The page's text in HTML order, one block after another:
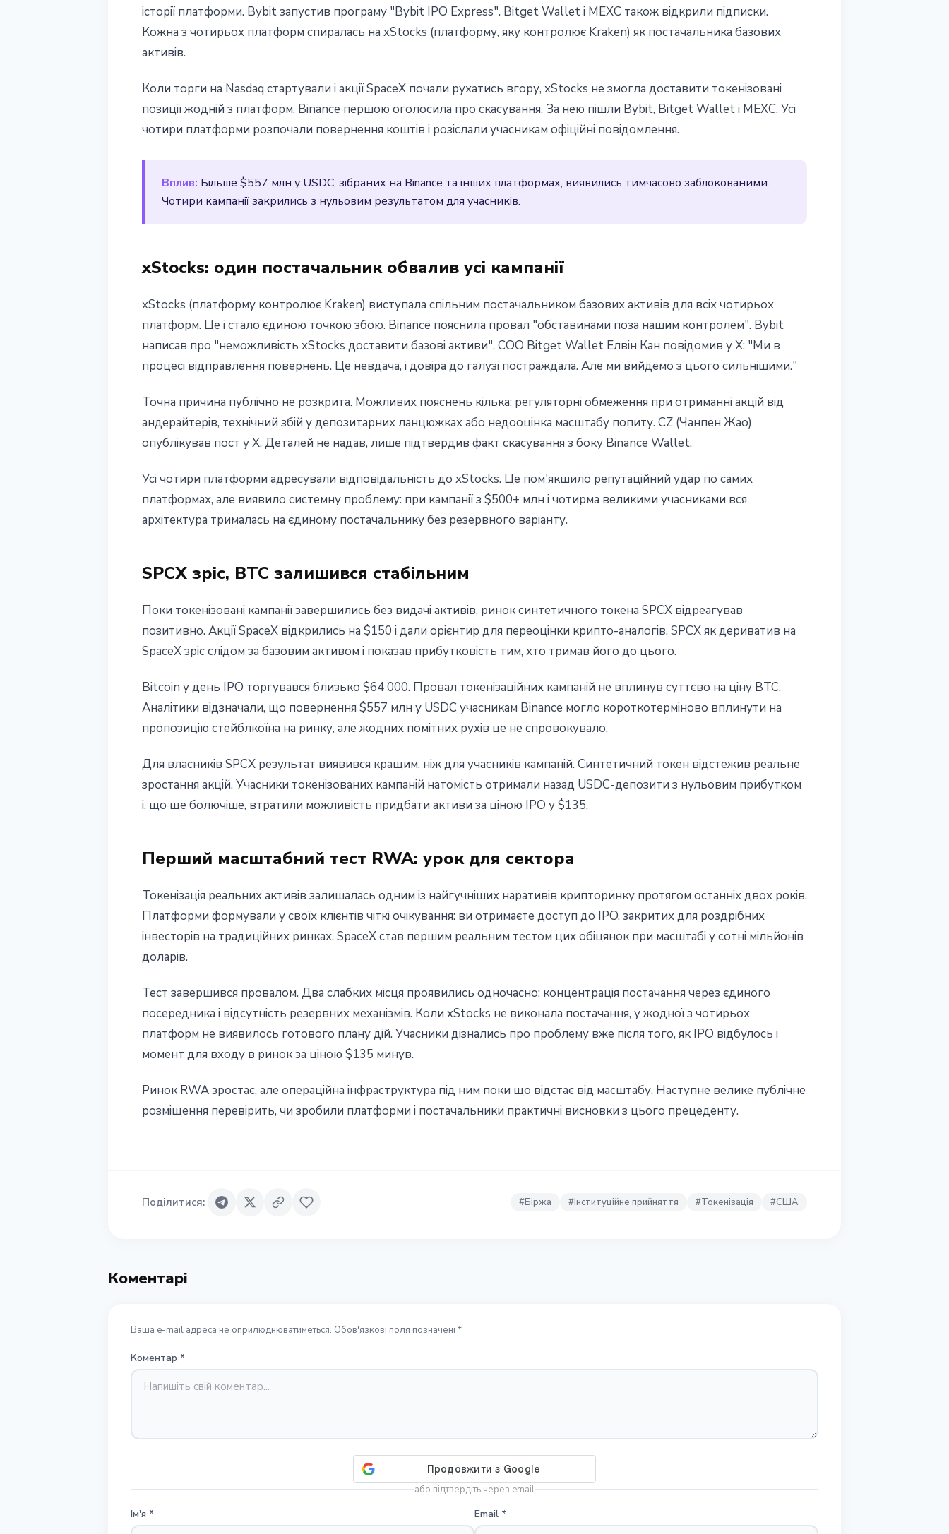
iсторiї платформи. Bybit запустив програму "Bybit IPO Express". Bitget Wallet і MEXC також відкрили підписки.
Кожна з чотирьох платформ спиралась на xStocks (платформу, яку контролює Kraken) як постачальника базових
активів.
Коли торги на Nasdaq стартували і акції SpaceX почали рухатись вгору, xStocks не змогла доставити токенізовані
позиції жодній з платформ. Binance першою оголосила про скасування. За нею пішли Bybit, Bitget Wallet і MEXC. Усі
чотири платформи розпочали повернення коштів і розіслали учасникам офіційні повідомлення.
Вплив: Більше $557 млн у USDC, зібраних на Binance та інших платформах, виявились тимчасово заблокованими.
Чотири кампанії закрились з нульовим результатом для учасників.
xStocks: один постачальник обвалив усі кампанії
xStocks (платформу контролює Kraken) виступала спільним постачальником базових активів для всіх чотирьох
платформ. Це і стало єдиною точкою збою. Binance пояснила провал "обставинами поза нашим контролем". Bybit
написав про "неможливість xStocks доставити базові активи". COO Bitget Wallet Елвін Кан повідомив у X: "Ми в
процесі відправлення повернень. Це невдача, і довіра до галузі постраждала. Але ми вийдемо з цього сильнішими."
Точна причина публічно не розкрита. Можливих пояснень кілька: регуляторні обмеження при отриманні акцій від
андерайтерів, технічний збій у депозитарних ланцюжках або недооцінка масштабу попиту. CZ (Чанпен Жао)
опублікував пост у X. Деталей не надав, лише підтвердив факт скасування з боку Binance Wallet.
Усі чотири платформи адресували відповідальність до xStocks. Це пом'якшило репутаційний удар по самих
платформах, але виявило системну проблему: при кампанії з $500+ млн і чотирма великими учасниками вся
архітектура трималась на єдиному постачальнику без резервного варіанту.
SPCX зріс, BTC залишився стабільним
Поки токенізовані кампанії завершились без видачі активів, ринок синтетичного токена SPCX відреагував
позитивно. Акції SpaceX відкрились на $150 і дали орієнтир для переоцінки крипто-аналогів. SPCX як дериватив на
SpaceX зріс слідом за базовим активом і показав прибутковість тим, хто тримав його до цього.
Bitcoin у день IPO торгувався близько $64 000. Провал токенізаційних кампаній не вплинув суттєво на ціну BTC.
Аналітики відзначали, що повернення $557 млн у USDC учасникам Binance могло короткотерміново вплинути на
пропозицію стейблкоїна на ринку, але жодних помітних рухів це не спровокувало.
Для власників SPCX результат виявився кращим, ніж для учасників кампаній. Синтетичний токен відстежив реальне
зростання акцій. Учасники токенізованих кампаній натомість отримали назад USDC-депозити з нульовим прибутком
і, що ще болючіше, втратили можливість придбати активи за ціною IPO у $135.
Перший масштабний тест RWA: урок для сектора
Токенізація реальних активів залишалась одним із найгучніших наративів крипторинку протягом останніх двох років.
Платформи формували у своїх клієнтів чіткі очікування: ви отримаєте доступ до IPO, закритих для роздрібних
інвесторів на традиційних ринках. SpaceX став першим реальним тестом цих обіцянок при масштабі у сотні мільйонів
доларів.
Тест завершився провалом. Два слабких місця проявились одночасно: концентрація постачання через єдиного
посередника і відсутність резервних механізмів. Коли xStocks не виконала постачання, у жодної з чотирьох
платформ не виявилось готового плану дій. Учасники дізнались про проблему вже після того, як IPO відбулось і
момент для входу в ринок за ціною $135 минув.
Ринок RWA зростає, але операційна інфраструктура під ним поки що відстає від масштабу. Наступне велике публічне
розміщення перевірить, чи зробили платформи і постачальники практичні висновки з цього прецеденту.
Поділитися: #Біржа #Інституційне прийняття #Токенізація #США
Коментарі
Ваша e-mail адреса не оприлюднюватиметься. Обов'язкові поля позначені *
Коментар *
або підтвердіть через email
Ім'я * Email *